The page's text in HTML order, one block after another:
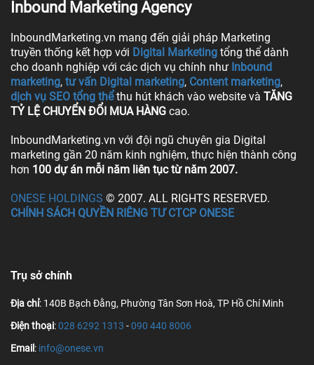
Inbound Marketing Agency
InboundMarketing.vn mang đến giải pháp Marketing
truyền thống kết hợp với Digital Marketing tổng thể dành
cho doanh nghiệp với các dịch vụ chính như Inbound
marketing, tư vấn Digital marketing, Content marketing,
dịch vụ SEO tổng thể thu hút khách vào website và TĂNG
TỶ LỆ CHUYỂN ĐỔI MUA HÀNG cao.
InboundMarketing.vn với đội ngũ chuyên gia Digital
marketing gần 20 năm kinh nghiệm, thực hiện thành công
hơn 100 dự án mỗi năm liên tục từ năm 2007.
ONESE HOLDINGS © 2007. ALL RIGHTS RESERVED.
CHÍNH SÁCH QUYỀN RIÊNG TƯ CTCP ONESE
Trụ sở chính
Địa chỉ: 140B Bạch Đằng, Phường Tân Sơn Hoà, TP Hồ Chí Minh
Điện thoại:028 6292 1313 -090 440 8006
Email : info@onese.vn